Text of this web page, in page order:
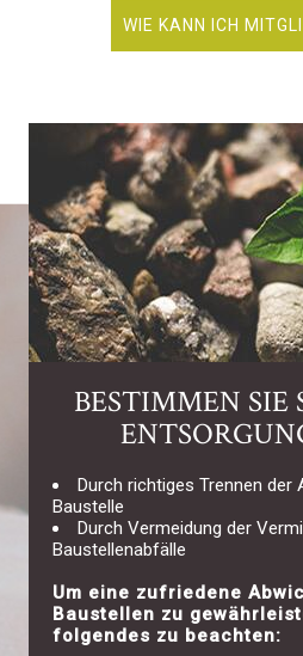
WIE KANN ICH
BESTIMMEN SIE
Durch richtiges Trennen der
Baustelle
Durch Vermeidung der
Baustellenabfälle
Um eine zufriedene
Baustellen zu
folgendes zu beachten: